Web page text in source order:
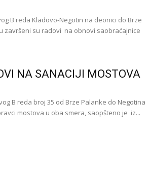
B reda Kladovo-Negotin na deonici do Brze
završeni su radovi na obnovi saobraćajnice
NA SANACIJI MOSTOVA
B reda broj 35 od Brze Palanke do Negotina
mostova u oba smera, saopšteno je iz...